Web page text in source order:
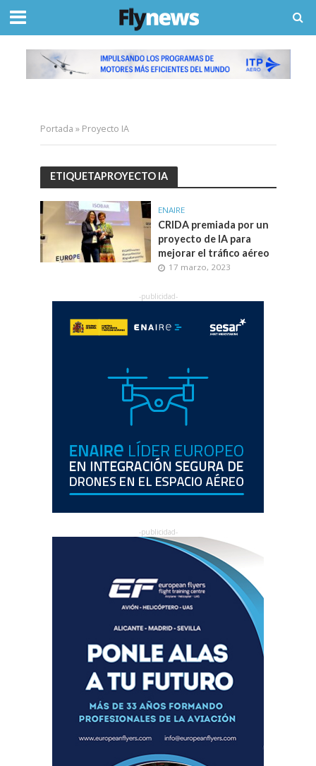
Portada » Proyecto IA
ETIQUETAPROYECTO IA
ENAIRE
CRIDA premiada por un
proyecto de IA para
mejorar el tráfico aéreo
17 marzo, 2023